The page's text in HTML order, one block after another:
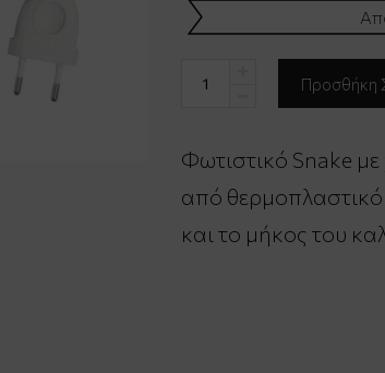
Φωτιστικό Snake
από θερμοπλαστικό
και το μήκος του